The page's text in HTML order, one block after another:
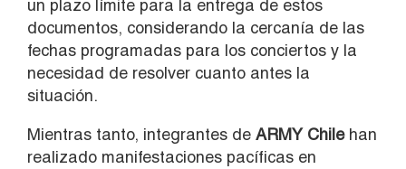
un plazo límite para la entrega de estos
documentos, considerando la cercanía de las
fechas programadas para los conciertos y la
necesidad de resolver cuanto antes la
situación.
Mientras tanto, integrantes de ARMY Chilehan
realizado manifestaciones pacíficas en